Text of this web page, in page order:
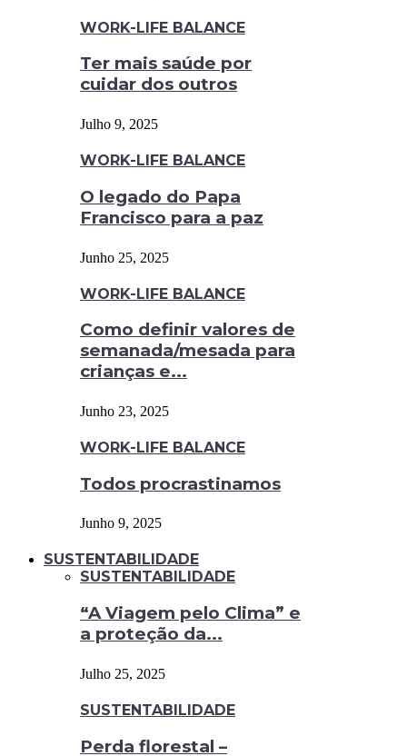
WORK-LIFE BALANCE
Ter mais saúde por
cuidar dos outros
Julho 9, 2025
WORK-LIFE BALANCE
O legado do Papa
Francisco para a paz
Junho 25, 2025
WORK-LIFE BALANCE
Como definir valores de
semanada/mesada para
crianças e...
Junho 23, 2025
WORK-LIFE BALANCE
Todos procrastinamos
Junho 9, 2025
SUSTENTABILIDADE
SUSTENTABILIDADE
“A Viagem pelo Clima” e
a proteção da...
Julho 25, 2025
SUSTENTABILIDADE
Perda florestal –